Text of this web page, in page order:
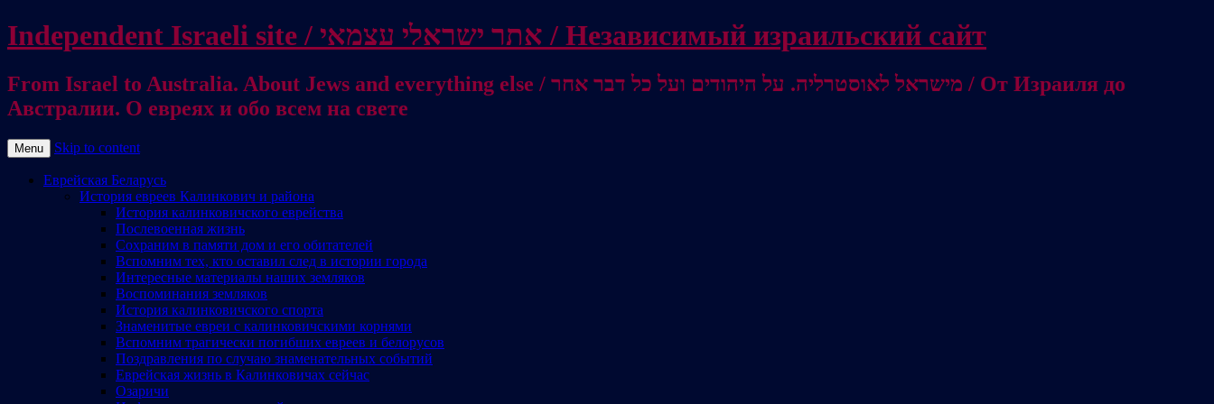
Independent Israeli site / אתר ישראלי עצמאי / Независимый израильский сайт
From Israel to Australia. About Jews and everything else / מישראל לאוסטרליה. על היהודים ועל כל דבר אחר / От Израиля до
Австралии. О евреях и обо всем на свете
Menu Skip to content
Еврейская Беларусь
История евреев Калинкович и района
История калинковичского еврейства
Послевоенная жизнь
Сохраним в памяти дом и его обитателей
Вспомним тех, кто оставил след в истории города
Интересные материалы наших земляков
Воспоминания земляков
История калинковичского спорта
Знаменитые евреи с калинковичскими корнями
Вспомним трагически погибших евреев и белорусов
Поздравления по случаю знаменательных событий
Еврейская жизнь в Калинковичах сейчас
Озаричи